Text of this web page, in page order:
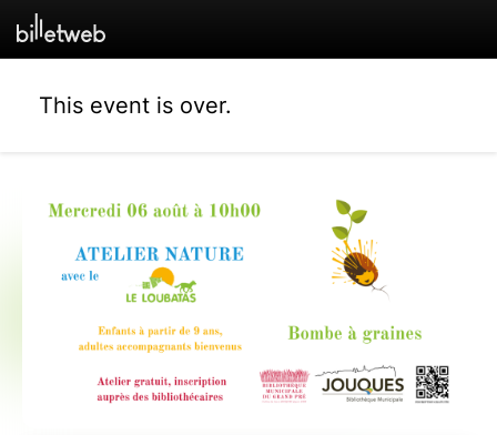
This event is over.